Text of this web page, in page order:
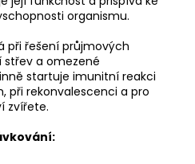
organismu.
při řešení průjmových
a omezené
startuje imunitní reakci
při rekonvalescenci a pro
zvířete.